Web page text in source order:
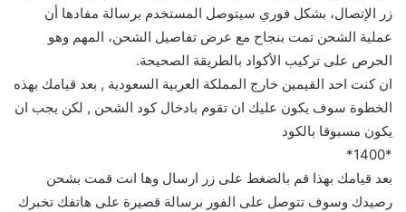
زر الإتصال، بشكل فوري سيتوصل المستخدم برسالة مفادها أن
عملية الشحن تمت بنجاح مع عرض تفاصيل الشحن، المهم وهو
الحرص على تركيب الأكواد بالطريقة الصحيحة.
ان كنت احد القيمين خارج المملكة العربية السعودية , بعد قيامك بهذه
الخطوة سوف يكون عليك ان تقوم بادخال كود الشحن , لكن يجب ان
يكون مسبوقا بالكود
*1400*
بعد قيامك بهذا قم بالضغط على زر ارسال وها انت قمت بشحن
رصيدك وسوف تتوصل على الفور برسالة قصيرة على هاتفك تخبرك